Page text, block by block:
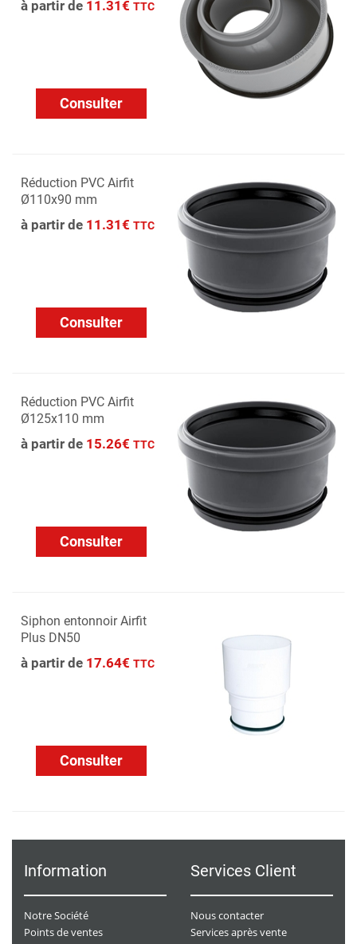
à partir de 11.31€ TTC
Consulter
Réduction PVC Airfit
Ø110x90 mm
à partir de 11.31€ TTC
Consulter
Réduction PVC Airfit
Ø125x110 mm
à partir de 15.26€ TTC
Consulter
Siphon entonnoir Airfit
Plus DN50
à partir de 17.64€ TTC
Consulter
Information
Notre Société
Points de ventes
Services Client
Nous contacter
Services après vente